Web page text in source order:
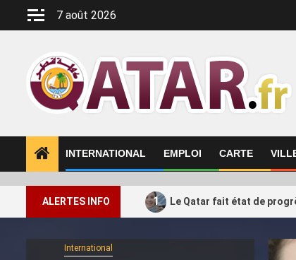
7 août 2026
INTERNATIONAL EMPLOI CARTE
ALERTES INFO 1 Le Qatar fait état de
International